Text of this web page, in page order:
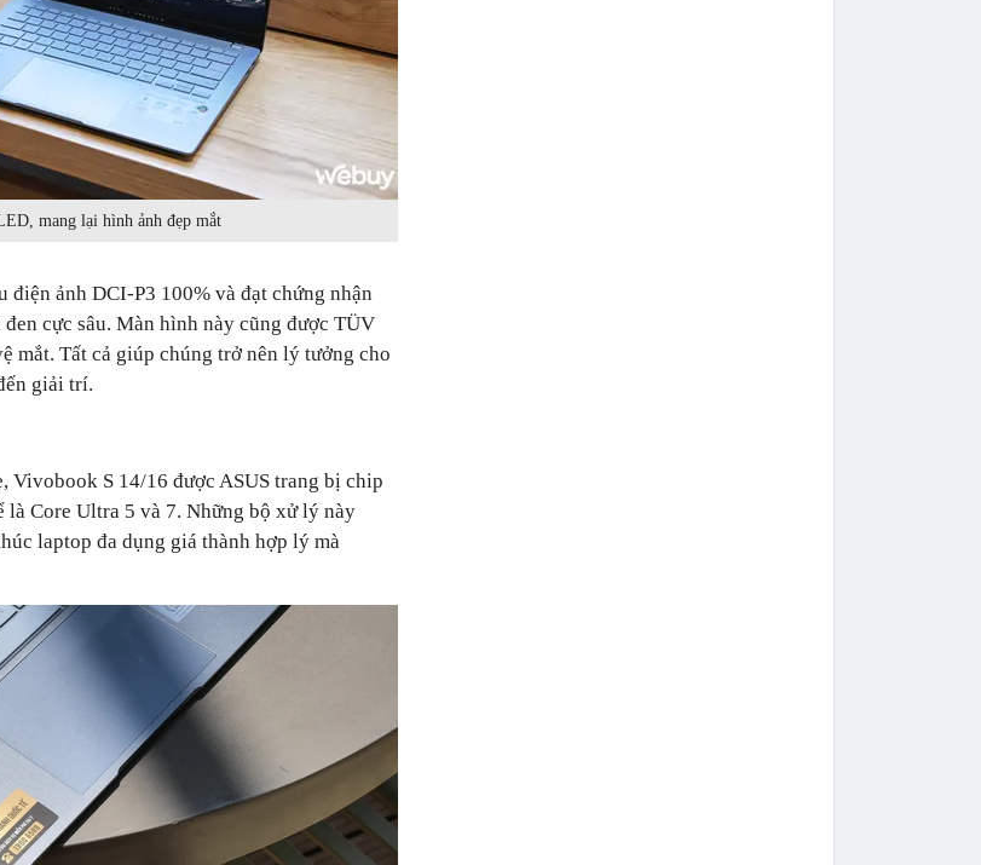
mang lại hình ảnh đẹp mắt
điện ảnh DCI-P3 100% và đạt chứng nhận
cực sâu. Màn hình này cũng được TÜV
mắt. Tất cả giúp chúng trở nên lý tưởng cho
giải trí.
Vivobook S 14/16 được ASUS trang bị chip
Core Ultra 5 và 7. Những bộ xử lý này
laptop đa dụng giá thành hợp lý mà